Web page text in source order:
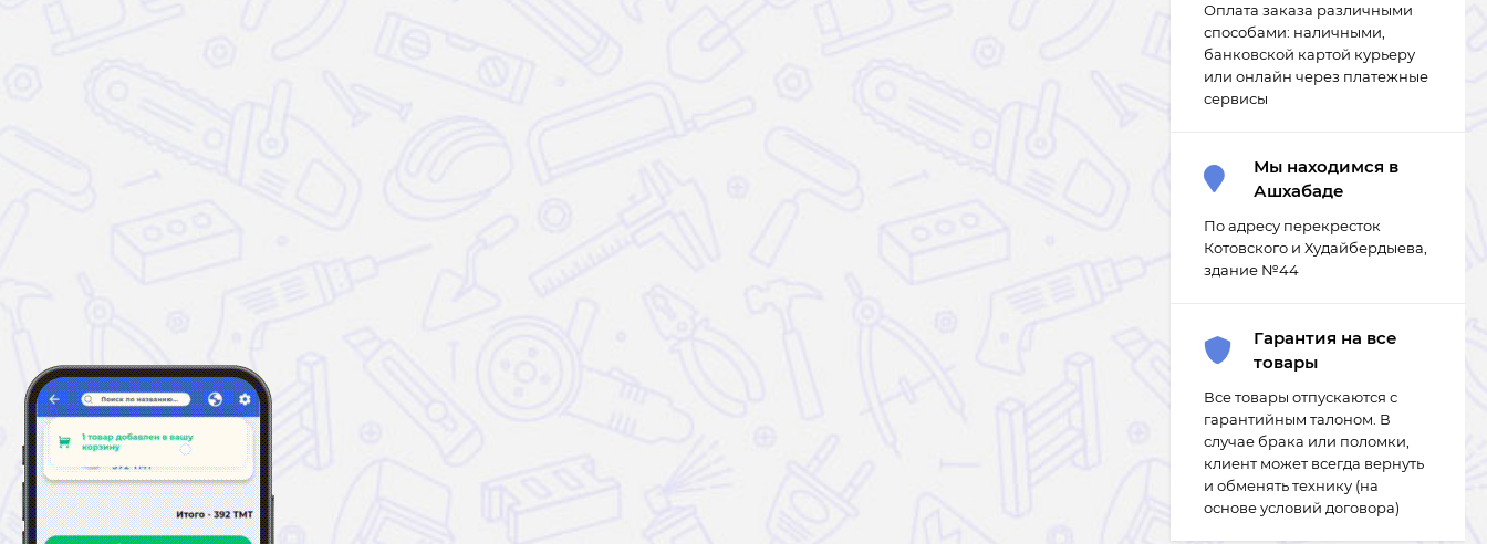
Оплата заказа различными
способами: наличными,
банковской картой курьеру
или онлайн через платежные
сервисы
Мы находимся в
Ашхабаде
По адресу перекресток
Котовского и Худайбердыева,
здание №44
Гарантия на все
товары
Все товары отпускаются с
гарантийным талоном. В
случае брака или поломки,
клиент может всегда вернуть
и обменять технику (на
основе условий договора)